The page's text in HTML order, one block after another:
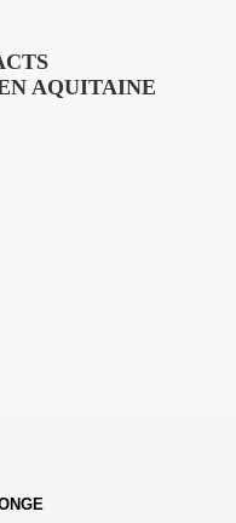
AQUITAINE